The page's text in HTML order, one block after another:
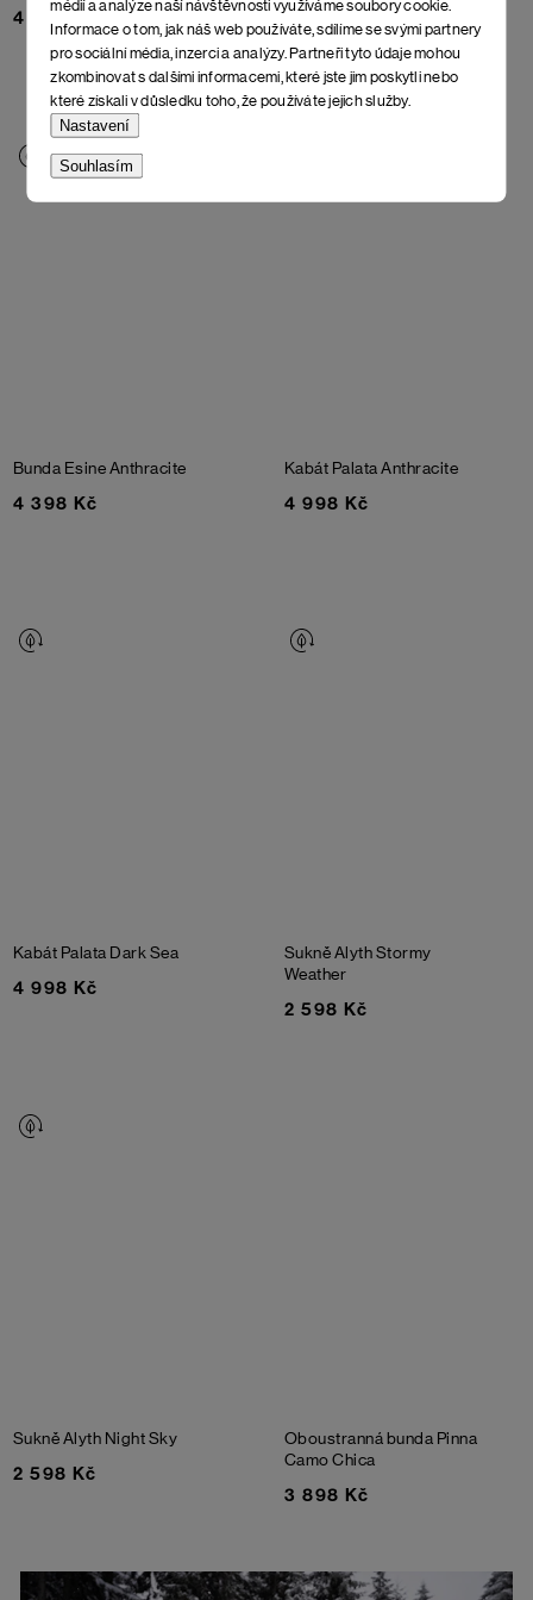
médií a analýze naší návštěvnosti využíváme soubory cookie.
Informace o tom, jak náš web používáte, sdílíme se svými partnery
pro sociální média, inzerci a analýzy. Partneři tyto údaje mohou
zkombinovat s dalšími informacemi, které jste jim poskytli nebo
které získali v důsledku toho, že používáte jejich služby.
Nastavení
Souhlasím
4 998 Kč 4 998 Kč
Bunda EsineAnthracite
4 398 Kč
Kabát PalataAnthracite
4 998 Kč
Kabát Palata Dark Sea
4 998 Kč
Sukně AlythStormy
Weather
2 598 Kč
Sukně Alyth Night Sky
2 598 Kč
Oboustranná bunda Pinna
Camo Chica
3 898 Kč